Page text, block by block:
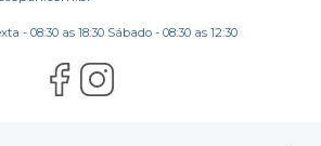
- 08:30 as 18:30 Sábado - 08:30 as 12:30